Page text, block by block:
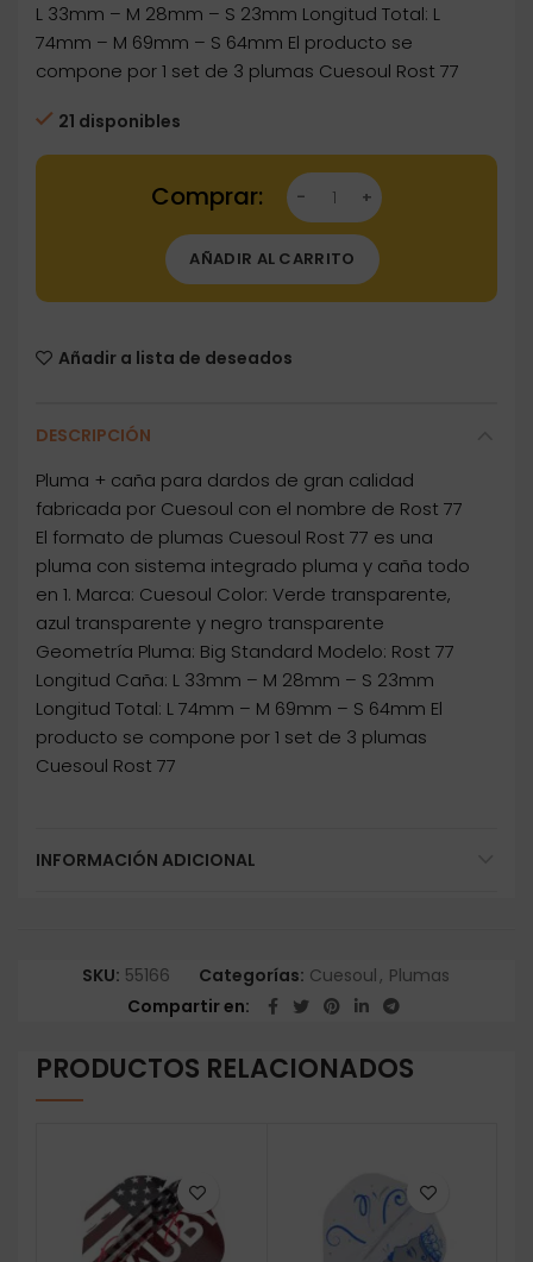
L 33mm – M 28mm – S 23mm Longitud Total: L
74mm – M 69mm – S 64mm El producto se
compone por 1 set de 3 plumas Cuesoul Rost 77
21 disponibles
Dartstore Plumas Cuesoul Rost 77 Verde
AÑADIR AL CARRITO
Añadir a lista de deseados
DESCRIPCIÓN
Pluma + caña para dardos de gran calidad
fabricada por Cuesoul con el nombre de Rost 77
El formato de plumas Cuesoul Rost 77 es una
pluma con sistema integrado pluma y caña todo
en 1. Marca: Cuesoul Color: Verde transparente,
azul transparente y negro transparente
Geometría Pluma: Big Standard Modelo: Rost 77
Longitud Caña: L 33mm – M 28mm – S 23mm
Longitud Total: L 74mm – M 69mm – S 64mm El
producto se compone por 1 set de 3 plumas
Cuesoul Rost 77
INFORMACIÓN ADICIONAL
SKU: 55166 Categorías: Cuesoul, Plumas
Compartir en
PRODUCTOS RELACIONADOS